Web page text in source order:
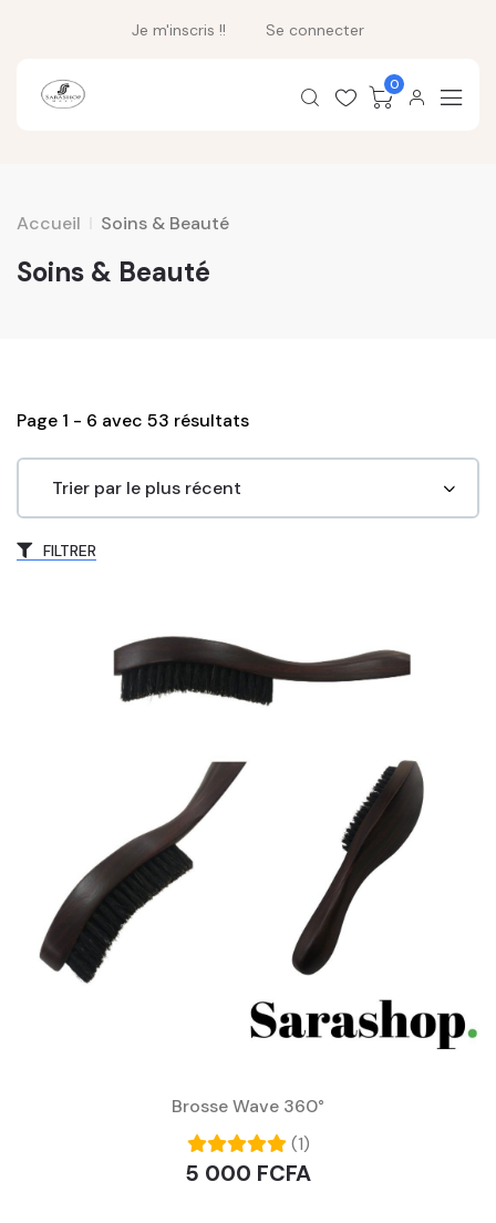
Je m'inscris !! Se connecter
0
Accueil Soins & Beauté
Soins & Beauté
Page 1 - 6 avec 53 résultats
FILTRER
Brosse Wave 360°
(1)
5 000 FCFA